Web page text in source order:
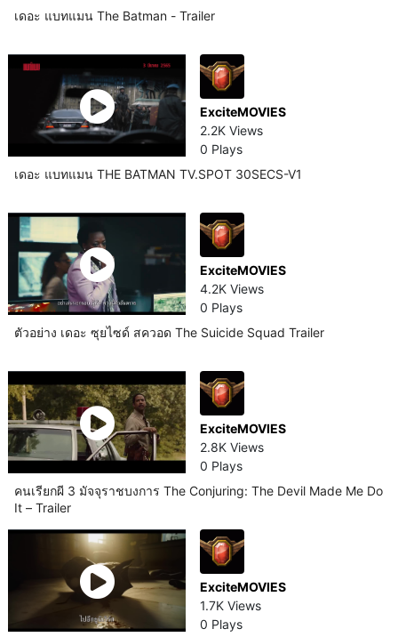
เดอะ แบทแมน The Batman - Trailer
ExciteMOVIES
2.2K Views
0 Plays
เดอะ แบทแมน THE BATMAN TV.SPOT 30SECS-V1
ExciteMOVIES
4.2K Views
0 Plays
ตัวอย่าง เดอะ ซุยไซด์ สควอด The Suicide Squad Trailer
ExciteMOVIES
2.8K Views
0 Plays
คนเรียกผี 3 มัจจุราชบงการ The Conjuring: The Devil Made Me Do
It – Trailer
ExciteMOVIES
1.7K Views
0 Plays